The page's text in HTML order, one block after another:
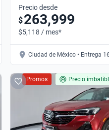
Precio desde
$263,999
$5,118 / mes*
Ciudad de México • Entrega
Promos Precio